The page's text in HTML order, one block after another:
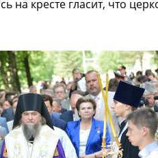
на кресте гласит, что